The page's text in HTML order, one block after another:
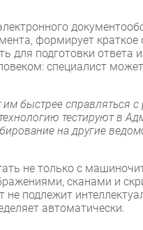
формирует краткое
для подготовки
специалист
быстрее справляться
тестируют в
на другие
не только с
сканами и
не подлежит
автоматически.